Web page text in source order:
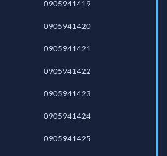
0905941419
0905941420
0905941421
0905941422
0905941423
0905941424
0905941425